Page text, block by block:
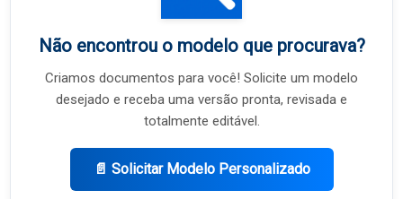
Não encontrou o modelo que procurava?
Criamos documentos para você! Solicite um modelo
desejado e receba uma versão pronta, revisada e
totalmente editável.
📄 Solicitar Modelo Personalizado